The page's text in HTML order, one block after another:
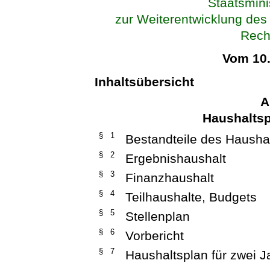
zur Weiterentwicklung
Vom
Inhaltsübersicht
§ 1 Bestandteile des
§ 2 Ergebnishaushalt
§ 3 Finanzhaushalt
§ 4 Teilhaushalte, Budgets
§ 5 Stellenplan
§ 6 Vorbericht
§ 7 Haushaltsplan für zwei